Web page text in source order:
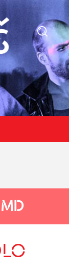
MD